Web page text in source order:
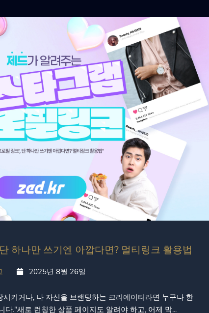
하나만 쓰기엔 아깝다면? 멀티링크 활용법
2025년 8월 26일
키거나, 나 자신을 브랜딩하는 크리에이터라면 누구나 한
다."새로 런칭한 상품 페이지도 알려야 하고, 어제 막...